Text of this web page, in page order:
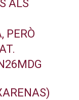
ALS
PERÒ